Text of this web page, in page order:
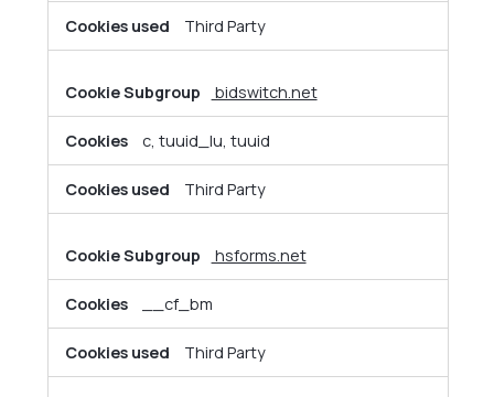
Third Party
bidswitch.net
c, tuuid_lu, tuuid
Third Party
hsforms.net
__cf_bm
Third Party